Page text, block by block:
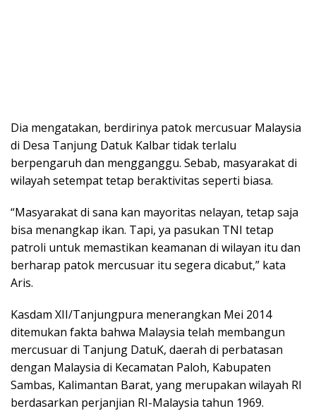
Dia mengatakan, berdirinya patok mercusuar Malaysia
di Desa Tanjung Datuk Kalbar tidak terlalu
berpengaruh dan mengganggu. Sebab, masyarakat di
wilayah setempat tetap beraktivitas seperti biasa.
“Masyarakat di sana kan mayoritas nelayan, tetap saja
bisa menangkap ikan. Tapi, ya pasukan TNI tetap
patroli untuk memastikan keamanan di wilayan itu dan
berharap patok mercusuar itu segera dicabut,” kata
Aris.
Kasdam XII/Tanjungpura menerangkan Mei 2014
ditemukan fakta bahwa Malaysia telah membangun
mercusuar di Tanjung DatuK, daerah di perbatasan
dengan Malaysia di Kecamatan Paloh, Kabupaten
Sambas, Kalimantan Barat, yang merupakan wilayah RI
berdasarkan perjanjian RI-Malaysia tahun 1969.